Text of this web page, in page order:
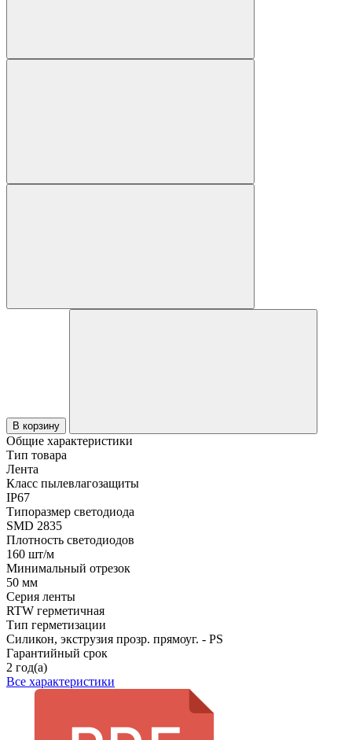
В корзину
Общие характеристики
Тип товара
Лента
Класс пылевлагозащиты
IP67
Типоразмер светодиода
SMD 2835
Плотность светодиодов
160 шт/м
Минимальный отрезок
50 мм
Серия ленты
RTW герметичная
Тип герметизации
Силикон, экструзия прозр. прямоуг. - PS
Гарантийный срок
2 год(а)
Все характеристики